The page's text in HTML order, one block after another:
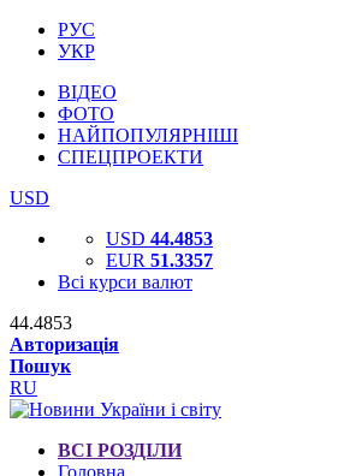
РУС
УКР
ВІДЕО
ФОТО
НАЙПОПУЛЯРНІШІ
СПЕЦПРОЕКТИ
USD
USD 44.4853
EUR 51.3357
Всі курси валют
44.4853
Авторизація
Пошук
RU
ВСІ РОЗДІЛИ
Головна